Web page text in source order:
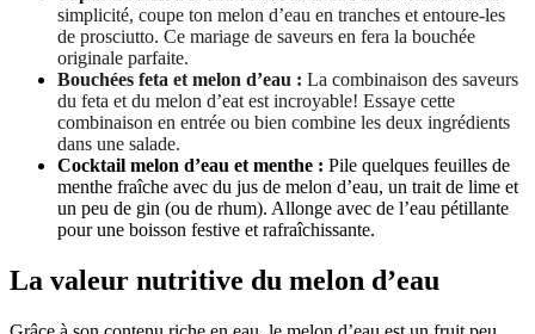
simplicité, coupe ton melon d’eau en tranches et entoure-les
de prosciutto. Ce mariage de saveurs en fera la bouchée
originale parfaite.
Bouchées feta et melon d’eau : La combinaison des saveurs
du feta et du melon d’eat est incroyable! Essaye cette
combinaison en entrée ou bien combine les deux ingrédients
dans une salade.
Cocktail melon d’eau et menthe : Pile quelques feuilles de
menthe fraîche avec du jus de melon d’eau, un trait de lime et
un peu de gin (ou de rhum). Allonge avec de l’eau pétillante
pour une boisson festive et rafraîchissante.
La valeur nutritive du melon d’eau